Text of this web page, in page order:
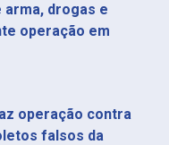
arma, drogas e
operação em
operação contra
falsos da